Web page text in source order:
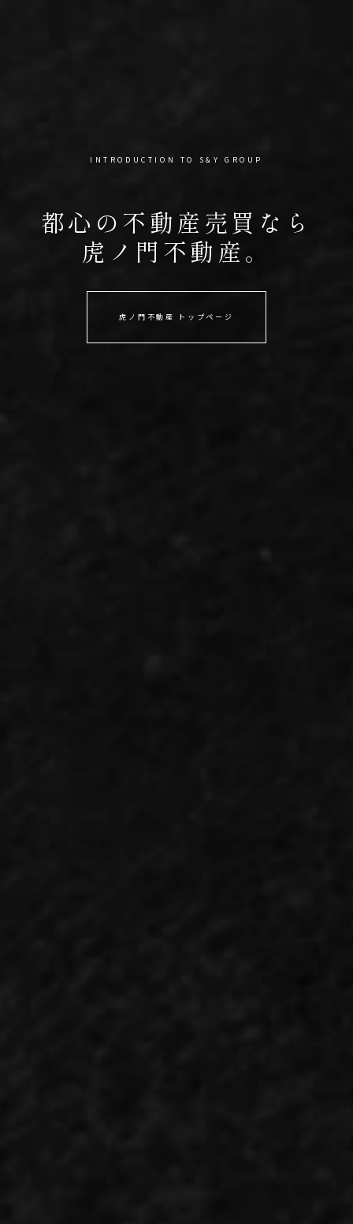
INTRODUCTION TO S&Y GROUP
都心の不動産売買なら
虎ノ門不動産。
虎ノ門不動産 トップページ